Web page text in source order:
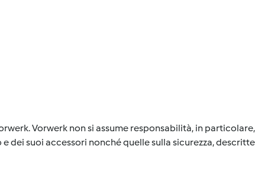
Vorwerk non si assume responsabilità, in
dei suoi accessori nonché quelle sulla sicurezza,